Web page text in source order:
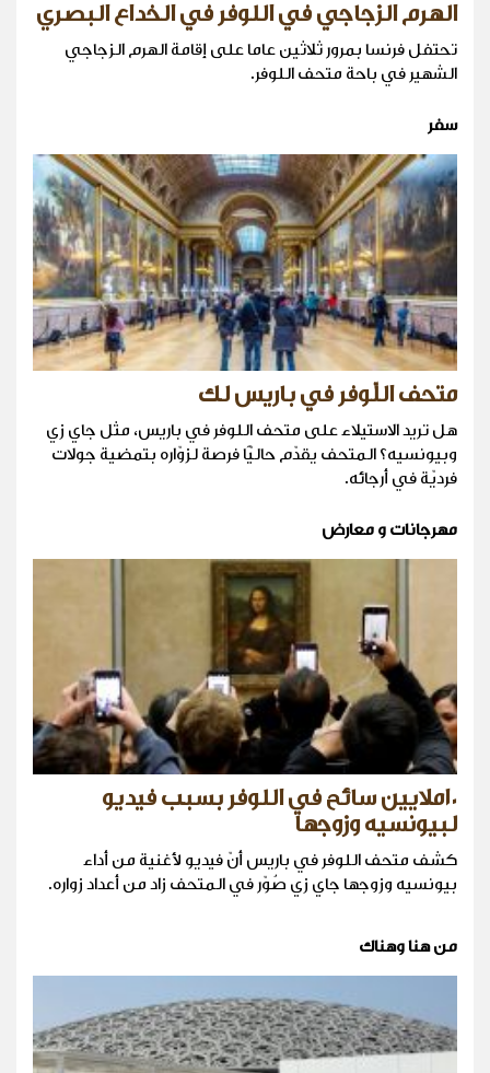
الهرم الزجاجي في اللوفر في الخداع البصري
تحتفل فرنسا بمرور ثلاثين عاما على إقامة الهرم الزجاجي
الشهير في باحة متحف اللوفر.
سفر
متحف اللّوفر في باريس لك
هل تريد الاستيلاء على متحف اللوفر في باريس، مثل جاي زي
وبيونسيه؟ المتحف يقدّم حاليًّا فرصة لزوّاره بتمضية جولات
فرديّة في أرجائه.
مهرجانات و معارض
١٠ملايين سائح في اللوفر بسبب فيديو
لبيونسيه وزوجها
كشف متحف اللوفر في باريس أنّ فيديو لأغنية من أداء
بيونسيه وزوجها جاي زي صُوّر في المتحف زاد من أعداد زواره.
من هنا وهناك